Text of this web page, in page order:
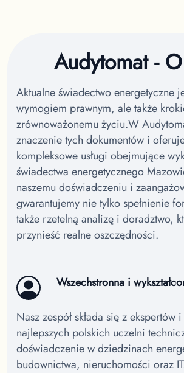
Audytomat -
Aktualne świadectwo energetyczne
wymogiem prawnym, ale także
zrównoważonemu życiu.W
znaczenie tych dokumentów i
kompleksowe usługi obejmujące
świadectwa energetycznego
naszemu doświadczeniu i
gwarantujemy nie tylko spełnienie
także rzetelną analizę i doradztwo,
przynieść realne oszczędności.
Wszechstronna i
Nasz zespół składa się z ekspertów
najlepszych polskich uczelni
doświadczenie w dziedzinach
budownictwa, nieruchomości oraz